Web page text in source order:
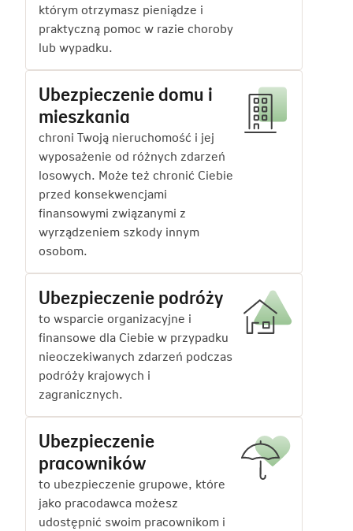
którym otrzymasz pieniądze i
praktyczną pomoc w razie choroby
lub wypadku.
Ubezpieczenie domu i
mieszkania
chroni Twoją nieruchomość i jej
wyposażenie od różnych zdarzeń
losowych. Może też chronić Ciebie
przed konsekwencjami
finansowymi związanymi z
wyrządzeniem szkody innym
osobom.
Ubezpieczenie podróży
to wsparcie organizacyjne i
finansowe dla Ciebie w przypadku
nieoczekiwanych zdarzeń podczas
podróży krajowych i
zagranicznych.
Ubezpieczenie
pracowników
to ubezpieczenie grupowe, które
jako pracodawca możesz
udostępnić swoim pracownikom i